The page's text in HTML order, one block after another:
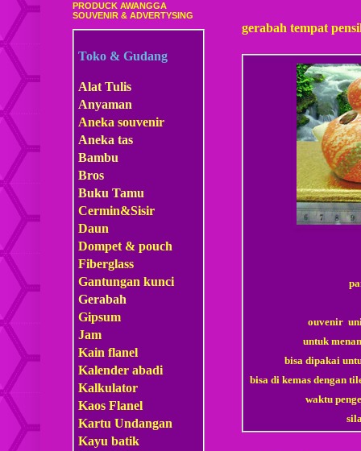
gerabah tempat
ouvenir
untuk
bisa dipakai
bisa di kemas dengan
waktu
PRODUCK AWANGGA
SOUVENIR & ADVERTYSING
Toko & Gudang
Alat Tulis
Anyaman
Aneka souvenir
Aneka tas
Bambu
Bros
Buku Tamu
Cermin&Sisir
Daun
Dompet & pouch
Fiberglass
Gantungan kunci
Gerabah
Gipsum
Jam
Kain flanel
Kalender abadi
Kalkulator
Kaos Flanel
Kartu Undangan
Kayu batik